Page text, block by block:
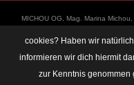
ΜICHOU OG, Mag. Marina Michou,
https://linz.bar/marinamichou/
Öffnungszeiten: Di - Do: 17:30 -
unserer Veranstaltungen
cookies? Haben wir
informieren wir dich hiermit
zur Kenntnis genommen